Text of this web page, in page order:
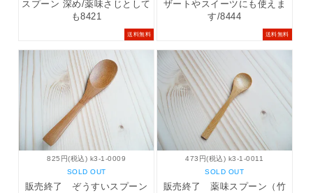
スプーン 深め/薬味さじとして
も8421
送料無料
ザートやスイーツにも使えま
す/8444
送料無料
825円(税込) k3-1-0009
SOLD OUT
販売終了 ぞうすいスプーン
473円(税込) k3-1-0011
SOLD OUT
販売終了 薬味スプーン（竹